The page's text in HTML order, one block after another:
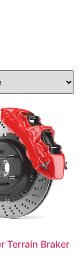
Terrain Braker